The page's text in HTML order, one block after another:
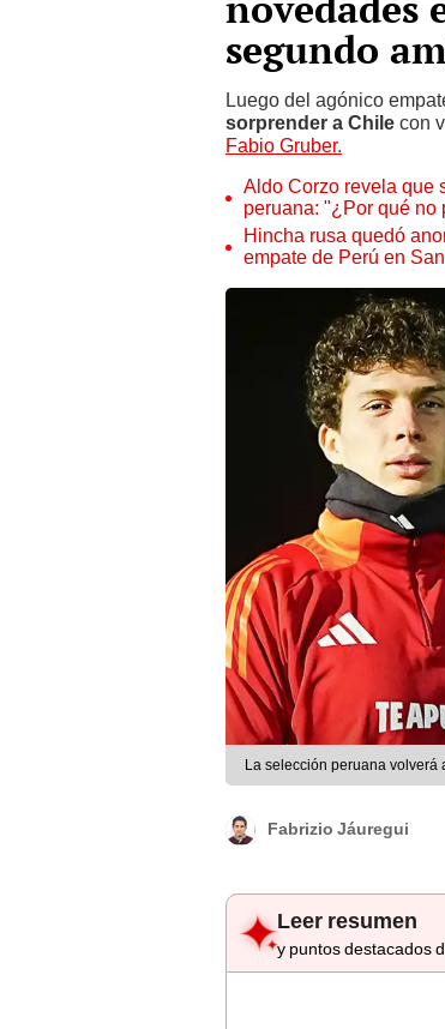
segundo
Luego del agónico
sorprender a Chile con
Fabio Gruber.
Aldo Corzo revela que
peruana: "¿Por qué no
Hincha rusa quedó
empate de Perú en
La selección peruana volverá
Fabrizio Jáuregui
Leer resumen
y puntos destacados